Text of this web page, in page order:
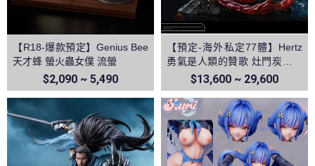
【R18-爆款預定】Genius Bee
天才蜂 螢火蟲女僕 流螢
$2,090 ~ 5,490
【預定-海外私定77體】Hertz
勇氣是人類的贊歌 灶門炭治郎
&富岡義勇 vs猗窩座 鬼滅之刃
無限城篇
$13,600 ~ 29,600